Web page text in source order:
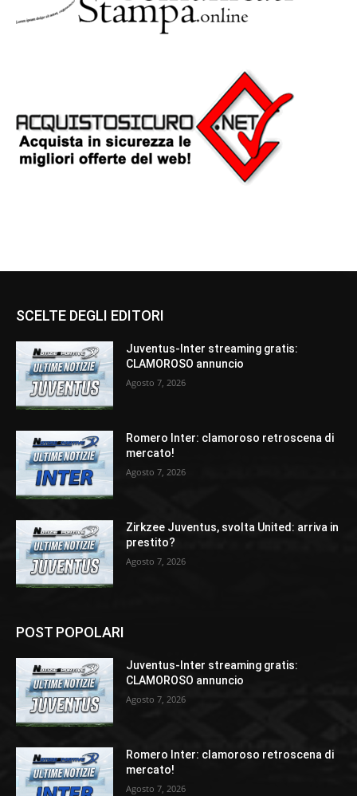
SCELTE DEGLI EDITORI
Juventus-Inter streaming gratis:
CLAMOROSO annuncio
Agosto 7, 2026
Romero Inter: clamoroso retroscena di
mercato!
Agosto 7, 2026
Zirkzee Juventus, svolta United: arriva in
prestito?
Agosto 7, 2026
POST POPOLARI
Juventus-Inter streaming gratis:
CLAMOROSO annuncio
Agosto 7, 2026
Romero Inter: clamoroso retroscena di
mercato!
Agosto 7, 2026